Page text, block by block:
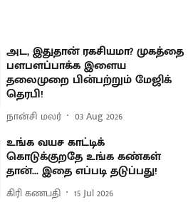
அட, இதுதான் ரகசியமா? முகத்தை
பளபளப்பாக்க இளைய
தலைமுறை பின்பற்றும் மேஜிக்
தெரபி!
நான்சி மலர் 03 Aug 2026
உங்க வயச காட்டிக்
கொடுக்குறதே உங்க கண்கள்
தான்... இதை எப்படி தடுப்பது!
கிரி கணபதி 15 Jul 2026